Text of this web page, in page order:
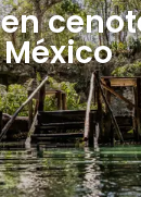
México